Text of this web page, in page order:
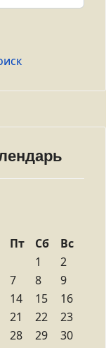
Пт Сб
Вс
1
2
7 8
9
14 15
16
21 22
23
28 29
30